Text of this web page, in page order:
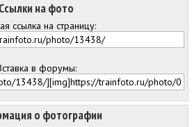
о фотографии
Ссылки на фото
ссылка на страницу:
в форумы: